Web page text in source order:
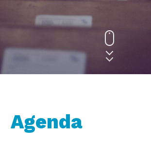
Agenda